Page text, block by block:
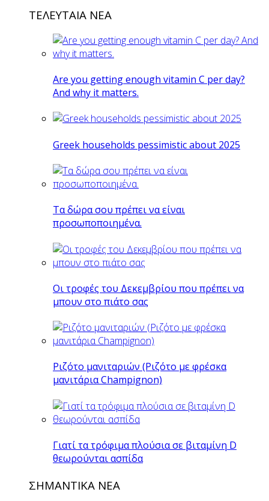
ΤΕΛΕΥΤΑΙΑ ΝΕΑ
Are you getting enough vitamin C per day?
And why it matters.
Greek households pessimistic about 2025
Tα δώρα σου πρέπει να είναι
προσωποποιημένα.
Οι τροφές του Δεκεμβρίου που πρέπει να
μπουν στο πιάτο σας
Ριζότο μανιταριών (Ριζότο με φρέσκα
μανιτάρια Champignon)
Γιατί τα τρόφιμα πλούσια σε βιταμίνη D
θεωρούνται ασπίδα
ΣΗΜΑΝΤΙΚΑ ΝΕΑ